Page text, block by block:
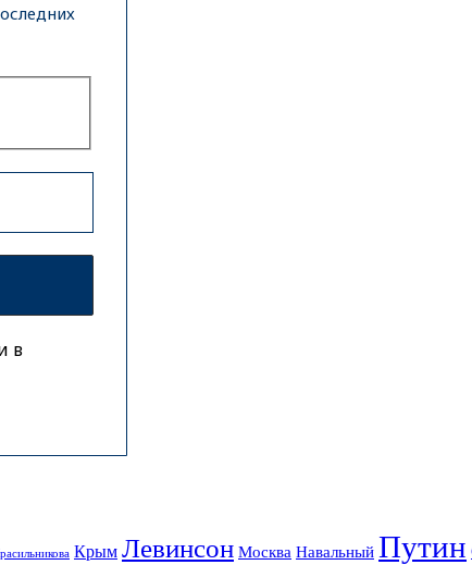
в
Крым Левинсон Москва Навальный Путин